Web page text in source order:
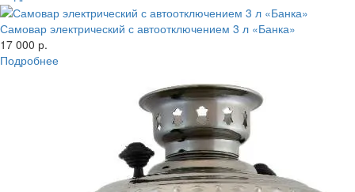
Самовар электрический с автоотключением 3 л «Банка»
17 000 р.
Подробнее